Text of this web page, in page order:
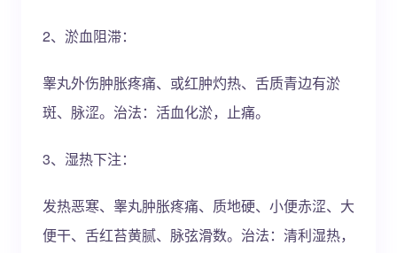
2、淤血阻滞：
睾丸外伤肿胀疼痛、或红肿灼热、舌质青边有淤
斑、脉涩。治法：活血化淤，止痛。
3、湿热下注：
发热恶寒、睾丸肿胀疼痛、质地硬、小便赤涩、大
便干、舌红苔黄腻、脉弦滑数。治法：清利湿热，